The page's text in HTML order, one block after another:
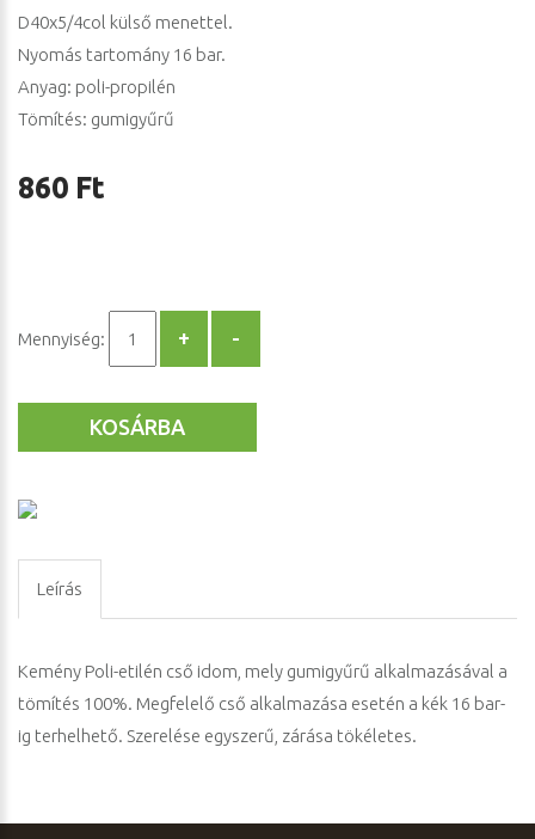
D40x5/4col külső menettel.
Nyomás tartomány 16 bar.
Anyag: poli-propilén
Tömítés: gumigyűrű
860 Ft
Mennyiség:
KOSÁRBA
Leírás
Kemény Poli-etilén cső idom, mely gumigyűrű alkalmazásával a
tömítés 100%. Megfelelő cső alkalmazása esetén a kék 16 bar-
ig terhelhető. Szerelése egyszerű, zárása tökéletes.